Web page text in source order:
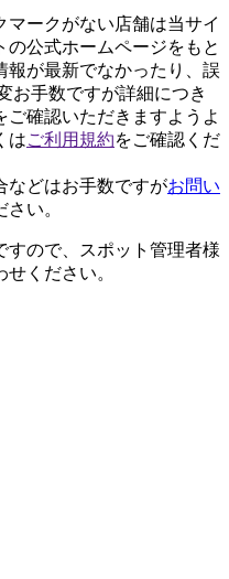
マークがない店舗は当サイ
の公式ホームページをもと
報が最新でなかったり、誤
お手数ですが詳細につき
ご確認いただきますようよ
はご利用規約をご確認くだ
などはお手数ですがお問い
い。
ので、スポット管理者様
ください。